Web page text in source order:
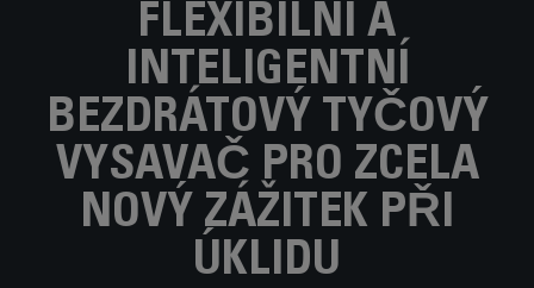
FLEXIBILNÍ A
INTELIGENTNÍ
BEZDRÁTOVÝ TYČOVÝ
VYSAVAČ PRO ZCELA
NOVÝ ZÁŽITEK PŘI
ÚKLIDU